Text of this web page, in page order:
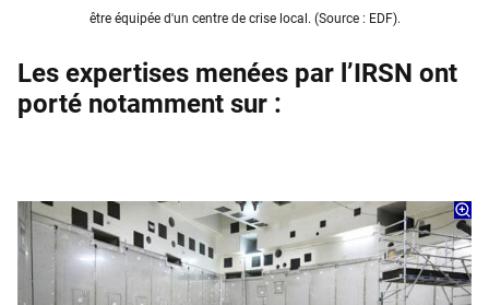
être équipée d'un centre de crise local. (Source : EDF).
Les expertises menées par l’IRSN ont
porté notamment sur :